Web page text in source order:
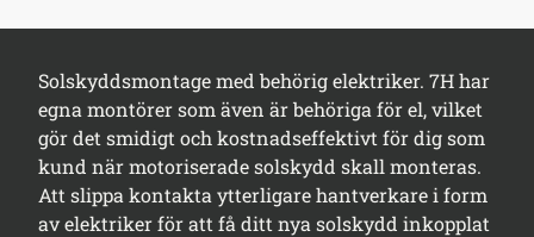
Solskyddsmontage med behörig elektriker. 7H har
egna montörer som även är behöriga för el, vilket
gör det smidigt och kostnadseffektivt för dig som
kund när motoriserade solskydd skall monteras.
Att slippa kontakta ytterligare hantverkare i form
av elektriker för att få ditt nya solskydd inkopplat